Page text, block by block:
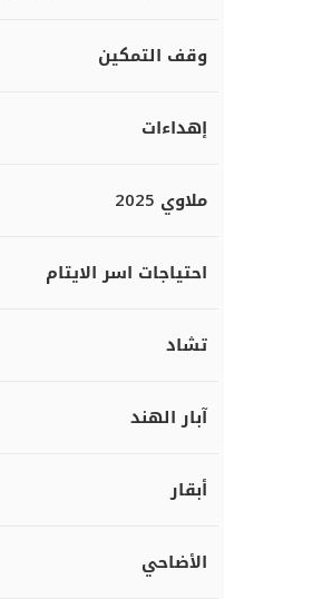
وقف التمكين
إهداءات
ملاوي 2025
احتياجات اسر الايتام
تشاد
آبار الهند
أبقار
الأضاحي